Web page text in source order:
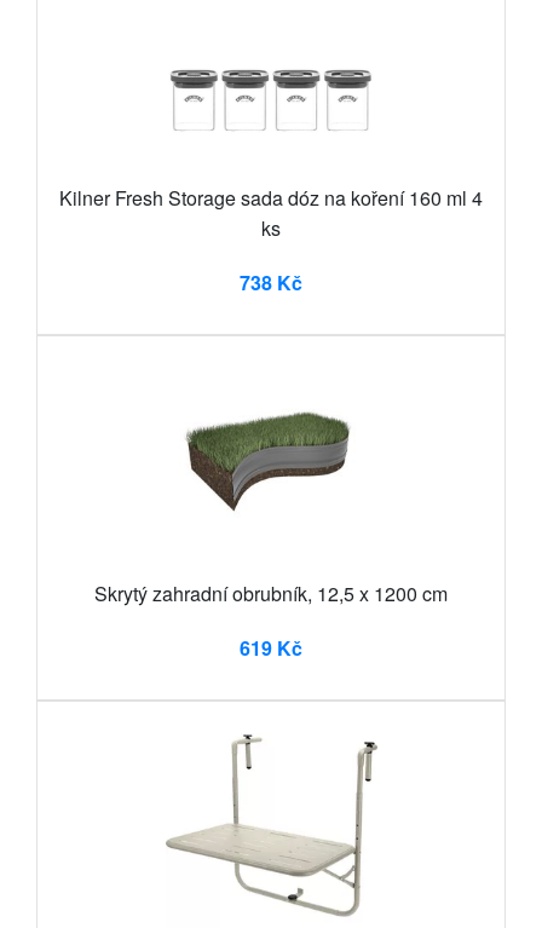
Kilner Fresh Storage sada dóz na koření 160 ml 4
ks
738 Kč
Skrytý zahradní obrubník, 12,5 x 1200 cm
619 Kč